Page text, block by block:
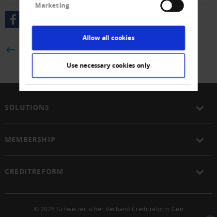
Marketing
Allow all cookies
Use necessary cookies only
BACK
SOLUTIONS
MEMBERSHIP
CREDITREFORM
© 2026 Schweizerischer Verband Creditreform Gen